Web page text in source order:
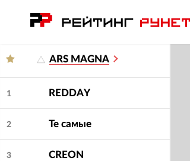
ARS MAGNA
1 REDDAY
2 Те самые
3 CREON